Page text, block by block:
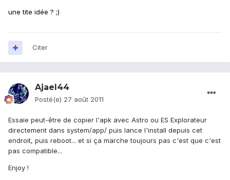
une tite idée ? ;)
Citer
Ajael44
Posté(e) 27 août 2011
Essaie peut-être de copier l'apk avec Astro ou ES Explorateur
directement dans system/app/ puis lance l'install depuis cet
endroit, puis reboot... et si ça marche toujours pas c'est que c'est
pas compatible...
Enjoy !